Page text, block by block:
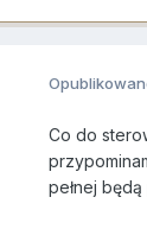
Co do
pełnej